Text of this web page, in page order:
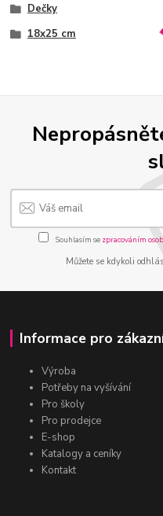
Dečky
18x25 cm
Souhlasím se zpracováním
Můžete se kdykoli
Informace pro
Výroba
Potřeby na vyšívání
Pro školy
Pro prodejce
E-shop
Katalogy a ceníky
Kontakt